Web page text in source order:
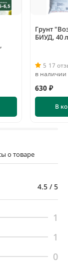
Грунт
БИУД, 40 л
5 17
в наличии
630 ₽
В
о товаре
4.5 / 5
1
1
0